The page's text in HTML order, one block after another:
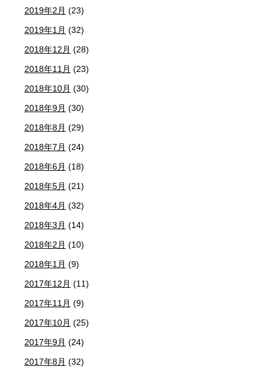
2019年2月 (23)
2019年1月 (32)
2018年12月 (28)
2018年11月 (23)
2018年10月 (30)
2018年9月 (30)
2018年8月 (29)
2018年7月 (24)
2018年6月 (18)
2018年5月 (21)
2018年4月 (32)
2018年3月 (14)
2018年2月 (10)
2018年1月 (9)
2017年12月 (11)
2017年11月 (9)
2017年10月 (25)
2017年9月 (24)
2017年8月 (32)